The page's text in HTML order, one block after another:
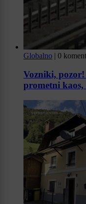
Globalno | 0
Vozniki, pozor!
prometni kaos,